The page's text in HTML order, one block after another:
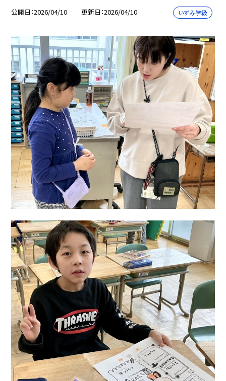
公開日 2026/04/10 更新日 2026/04/10 いずみ学級